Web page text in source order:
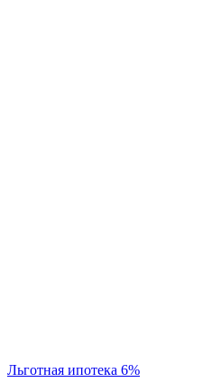
Льготная ипотека 6%